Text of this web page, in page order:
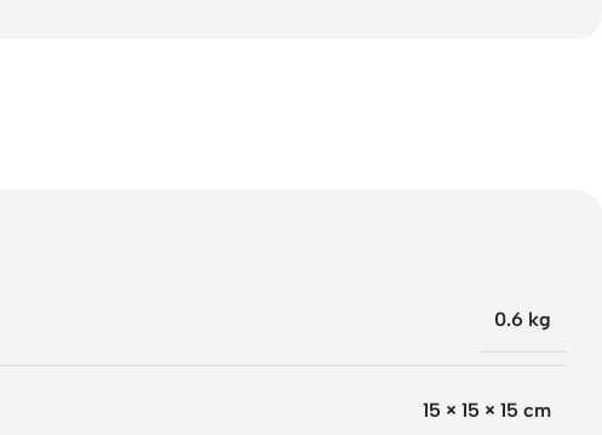
0.6 kg
15 × 15 × 15 cm